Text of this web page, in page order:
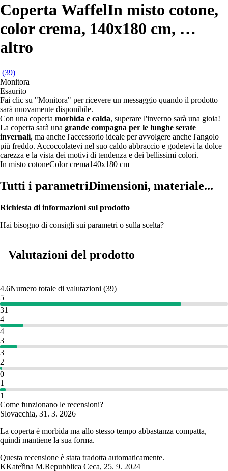
Coperta WaffelIn misto cotone,
color crema, 140x180 cm, …
altro
(39)
Monitora
Esaurito
Fai clic su "Monitora" per ricevere un messaggio quando il prodotto
sarà nuovamente disponibile.
Con una coperta morbida e calda, superare l'inverno sarà una gioia!
La coperta sarà una grande compagna per le lunghe serate
invernali, ma anche l'accessorio ideale per avvolgere anche l'angolo
più freddo. Accoccolatevi nel suo caldo abbraccio e godetevi la dolce
carezza e la vista dei motivi di tendenza e dei bellissimi colori.
In misto cotoneColor crema140x180 cm
Tutti i parametriDimensioni, materiale...
Richiesta di informazioni sul prodotto
Hai bisogno di consigli sui parametri o sulla scelta?
Valutazioni del prodotto
4.6Numero totale di valutazioni (39)
5
31
4
4
3
3
2
0
1
1
Come funzionano le recensioni?
Slovacchia, 31. 3. 2026
La coperta è morbida ma allo stesso tempo abbastanza compatta,
quindi mantiene la sua forma.
Questa recensione è stata tradotta automaticamente.
KKateřina M.Repubblica Ceca, 25. 9. 2024